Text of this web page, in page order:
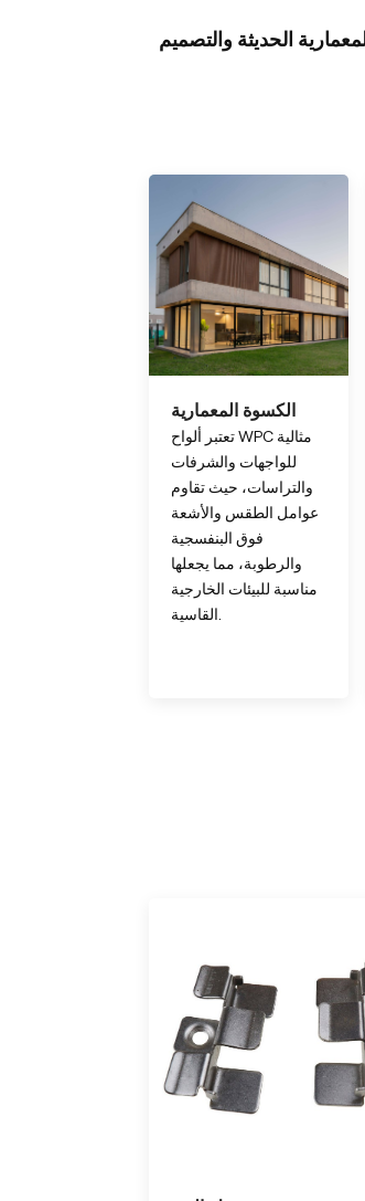
الحديثة والتصميم
الكسوة المعمارية
تعتبر ألواح WPC مثالية
للواجهات والشرفات
والتراسات، حيث تقاوم
عوامل الطقس والأشعة
فوق البنفسجية
والرطوبة، مما يجعلها
مناسبة للبيئات الخارجية